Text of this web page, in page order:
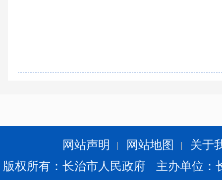
网站声明 网站地图
关于
版权所有：长治市人民政府 主办单位